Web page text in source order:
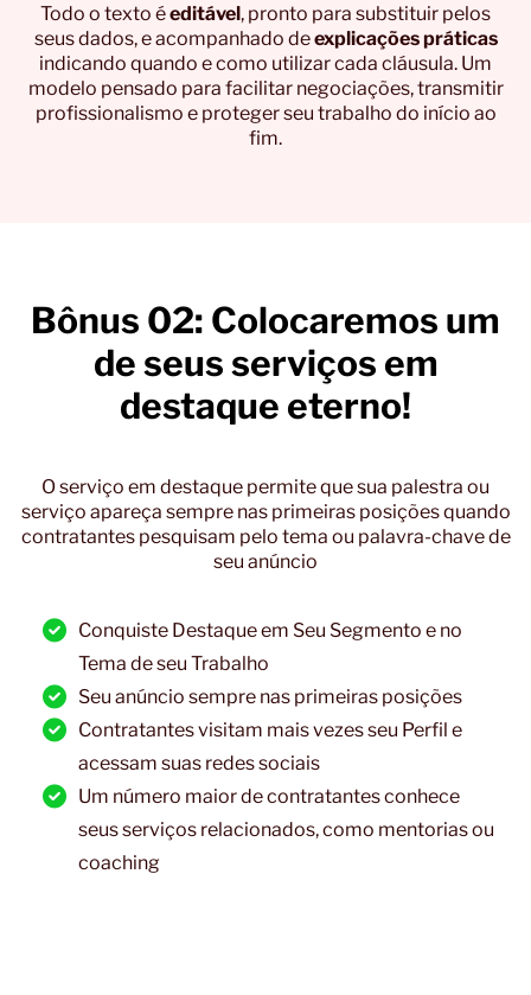
Todo o texto éeditável, pronto para substituir pelos
seus dados, e acompanhado deexplicações práticas
indicando quando e como utilizar cada cláusula. Um
modelo pensado para facilitar negociações, transmitir
profissionalismo e proteger seu trabalho do início ao
fim.
Bônus 02: Colocaremos um
de seus serviços em
destaque eterno!
O serviço em destaque permite que sua palestra ou
serviço apareça sempre nas primeiras posições quando
contratantes pesquisam pelo tema ou palavra-chave de
seu anúncio
Conquiste Destaque em Seu Segmento e no
Tema de seu Trabalho
Seu anúncio sempre nas primeiras posições
Contratantes visitam mais vezes seu Perfil e
acessam suas redes sociais
Um número maior de contratantes conhece
seus serviços relacionados, como mentorias ou
coaching